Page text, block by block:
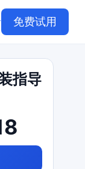
免费试用
指导